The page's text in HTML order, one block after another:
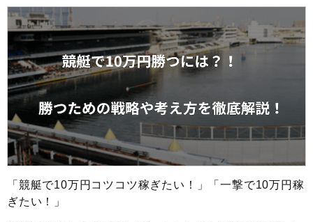
「競艇で10万円コツコツ稼ぎたい！」「一撃で10万円稼
ぎたい！」